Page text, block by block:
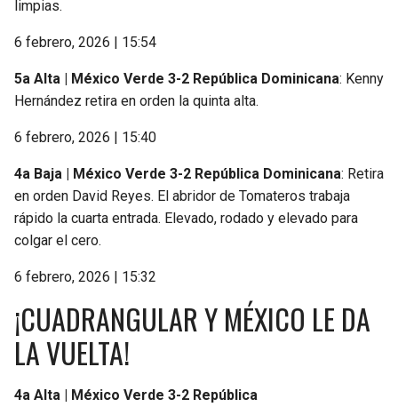
limpias.
6 febrero, 2026 | 15:54
5a Alta | México Verde 3-2 República Dominicana: Kenny
Hernández retira en orden la quinta alta.
6 febrero, 2026 | 15:40
4a Baja | México Verde 3-2 República Dominicana: Retira
en orden David Reyes. El abridor de Tomateros trabaja
rápido la cuarta entrada. Elevado, rodado y elevado para
colgar el cero.
6 febrero, 2026 | 15:32
¡CUADRANGULAR Y MÉXICO LE DA
LA VUELTA!
4a Alta | México Verde 3-2 República